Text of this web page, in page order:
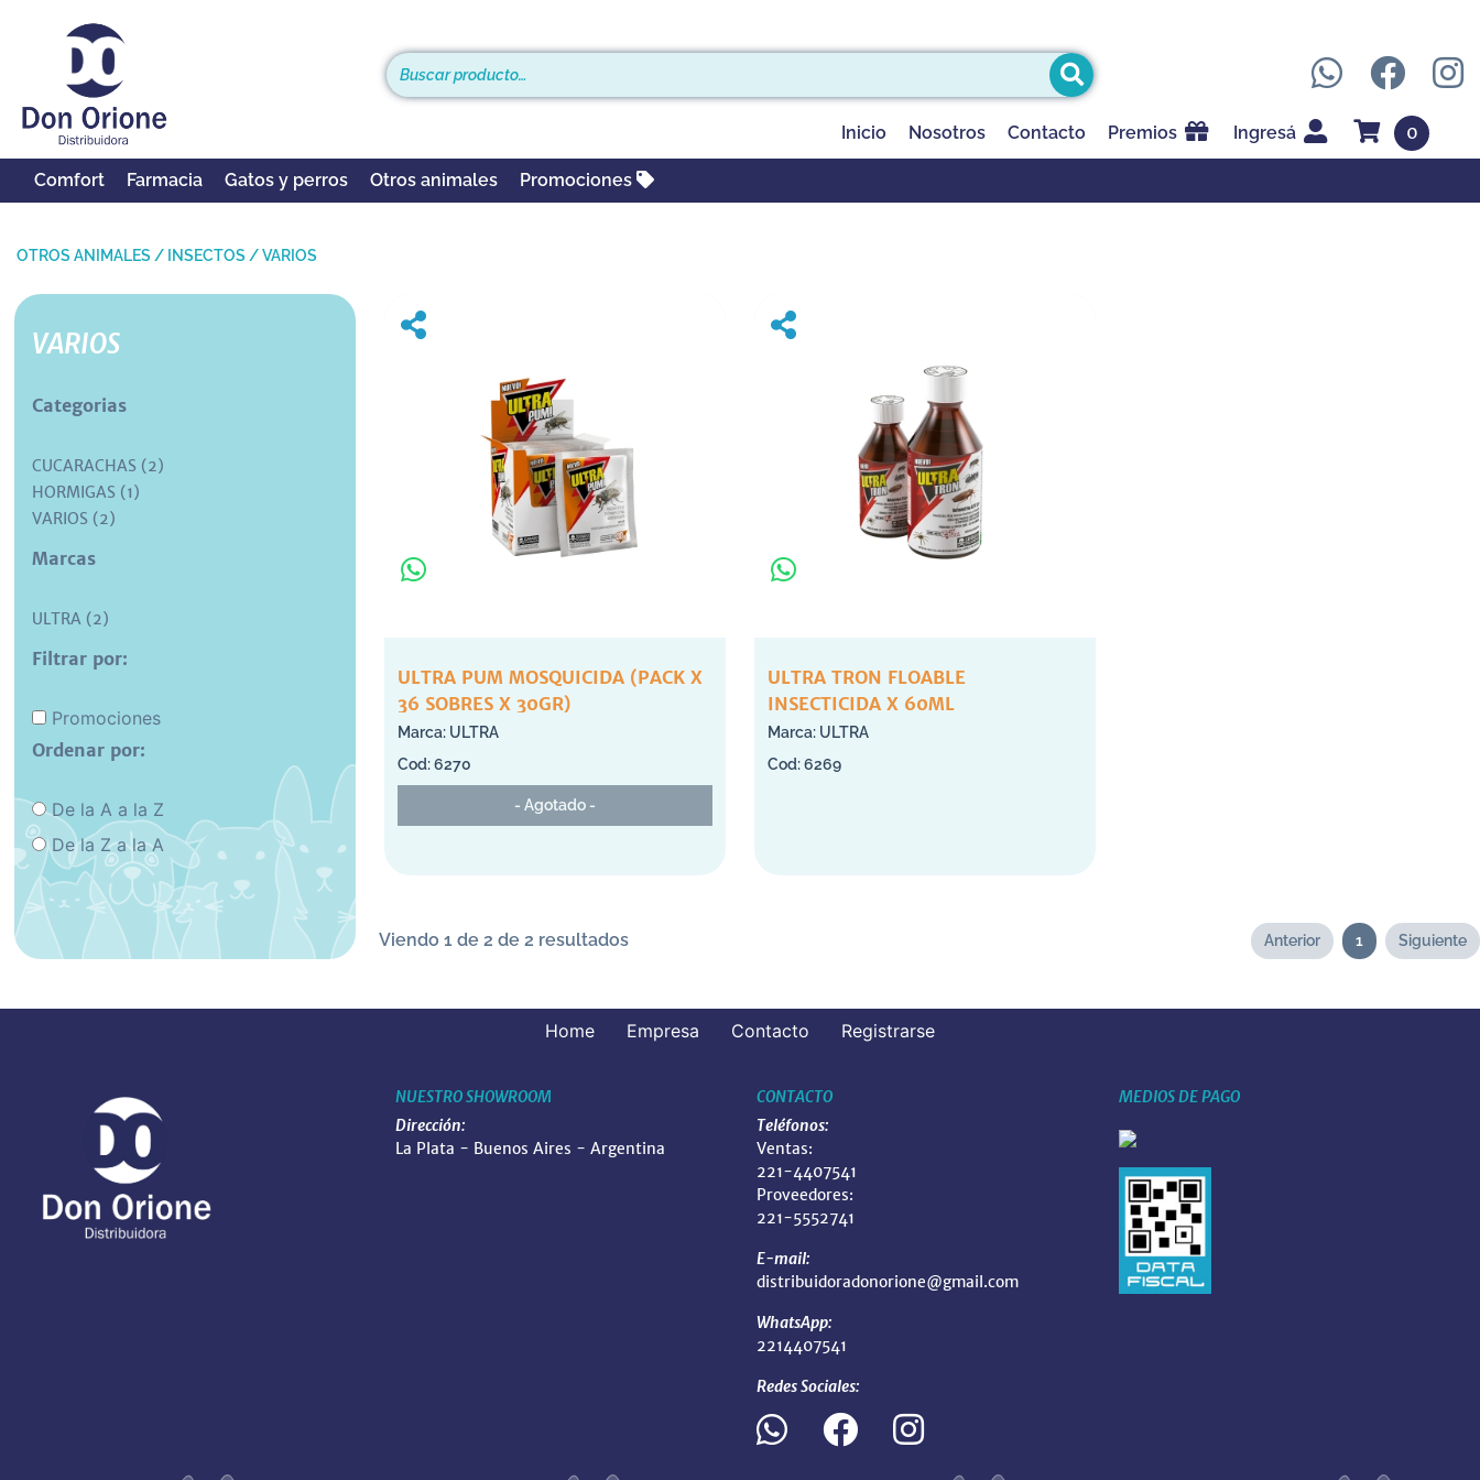
Inicio Nosotros Contacto Premios Ingresá 0
Comfort Farmacia Gatos y perros Otros animales Promociones
OTROS ANIMALES / INSECTOS /VARIOS
VARIOS
Categorias
CUCARACHAS (2)
HORMIGAS (1)
VARIOS (2)
Marcas
ULTRA (2)
Filtrar por:
Promociones
Ordenar por:
De la A a la Z
De la Z a la A
ULTRA PUM MOSQUICIDA (PACK X
36 SOBRES X 30GR)
ULTRA
6270
- Agotado -
ULTRA TRON FLOABLE
INSECTICIDA X 60ML
ULTRA
6269
Viendo 1 de 2 de 2 resultados Anterior 1 Siguiente
Home Empresa Contacto Registrarse
NUESTRO SHOWROOM
Dirección:
La Plata - Buenos Aires - Argentina
CONTACTO
Teléfonos:
Ventas:
221-4407541
Proveedores:
221-5552741
E-mail:
distribuidoradonorione@gmail.com
WhatsApp:
2214407541
Redes Sociales:
MEDIOS DE PAGO